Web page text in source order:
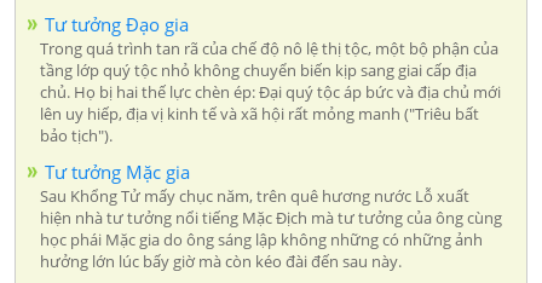
Tư tưởng Đạo gia
Trong quá trình tan rã của chế độ nô lệ thị tộc, một bộ phận của
tầng lớp quý tộc nhỏ không chuyển biến kịp sang giai cấp địa
chủ. Họ bị hai thế lực chèn ép: Đại quý tộc áp bức và địa chủ mới
lên uy hiếp, địa vị kinh tế và xã hội rất mỏng manh ("Triêu bất
bảo tịch").
Tư tưởng Mặc gia
Sau Khổng Tử mấy chục năm, trên quê hương nước Lỗ xuất
hiện nhà tư tưởng nổi tiếng Mặc Địch mà tư tưởng của ông cùng
học phái Mặc gia do ông sáng lập không những có những ảnh
hưởng lớn lúc bấy giờ mà còn kéo đài đến sau này.